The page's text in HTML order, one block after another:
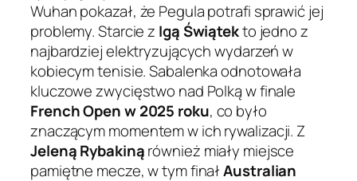
Wuhan pokazał, że Pegula potrafi sprawić jej
problemy. Starcie z Igą Świątekto jedno z
najbardziej elektryzujących wydarzeń w
kobiecym tenisie. Sabalenka odnotowała
kluczowe zwycięstwo nad Polką w finale
French Open w 2025 roku, co było
znaczącym momentem w ich rywalizacji. Z
Jeleną Rybakinąrównież miały miejsce
pamiętne mecze, w tym finałAustralian